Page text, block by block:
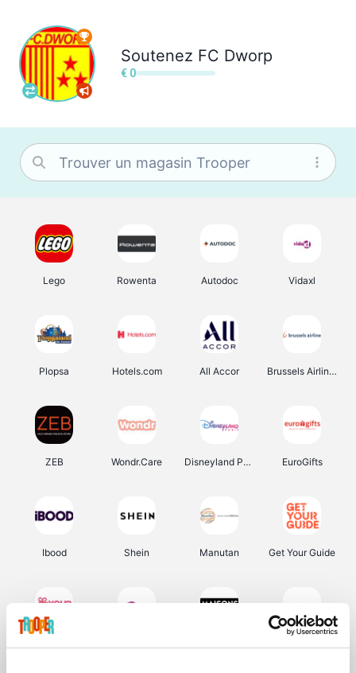
Soutenez FC Dworp
€ 0
Lego Rowenta Autodoc Vidaxl
Plopsa Hotels.com All Accor Brussels Airlines
ZEB Wondr.Care Disneyland Paris EuroGifts
Ibood Shein Manutan Get Your Guide